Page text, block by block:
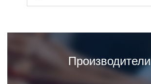
Производители